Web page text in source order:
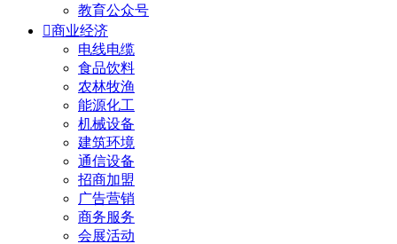
教育公众号
商业经济
电线电缆
食品饮料
农林牧渔
能源化工
机械设备
建筑环境
通信设备
招商加盟
广告营销
商务服务
会展活动